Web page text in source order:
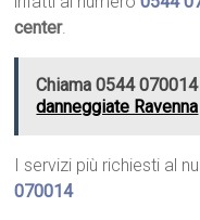
center.
Chiama 0544
danneggiate Ravenna
I servizi più richiesti al
070014